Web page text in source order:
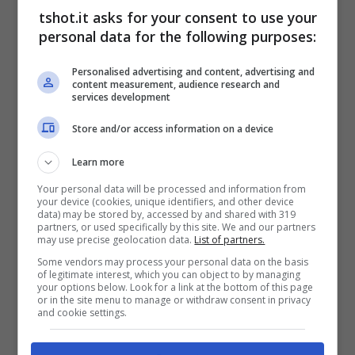
elegante e con grande serietà”.
Il mondo dello sport e
l’Italia tutta si stringe
intorno al dolore di Alberto
Tomba: grande affetto per il
padre Franco
Franco Tomba è stato il primo e piùgrande
sostenitore di Alberto Tomba. È stato colui
che ha spinto il figlio a dare sempre il
massimo affinché diventasse un grande
tshot.it asks for your consent to use your
personal data for the following purposes:
Personalised advertising and content, advertising and
content measurement, audience research and
services development
Store and/or access information on a device
Learn more
Your personal data will be processed and information from
your device (cookies, unique identifiers, and other device
data) may be stored by, accessed by and shared with 319
partners, or used specifically by this site. We and our partners
may use precise geolocation data. List of partners.
Some vendors may process your personal data on the basis
of legitimate interest, which you can object to by managing
your options below. Look for a link at the bottom of this page
or in the site menu to manage or withdraw consent in privacy
and cookie settings.